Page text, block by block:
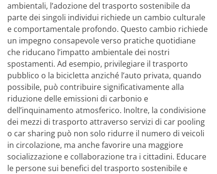
ambientali, l’adozione del trasporto sostenibile da
parte dei singoli individui richiede un cambio culturale
e comportamentale profondo. Questo cambio richiede
un impegno consapevole verso pratiche quotidiane
che riducano l’impatto ambientale dei nostri
spostamenti. Ad esempio, privilegiare il trasporto
pubblico o la bicicletta anziché l’auto privata, quando
possibile, può contribuire significativamente alla
riduzione delle emissioni di carbonio e
dell’inquinamento atmosferico. Inoltre, la condivisione
dei mezzi di trasporto attraverso servizi di car pooling
o car sharing può non solo ridurre il numero di veicoli
in circolazione, ma anche favorire una maggiore
socializzazione e collaborazione tra i cittadini. Educare
le persone sui benefici del trasporto sostenibile e